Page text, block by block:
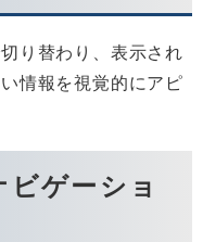
り替わり、表示され
情報を視覚的にアピ
ビゲーショ